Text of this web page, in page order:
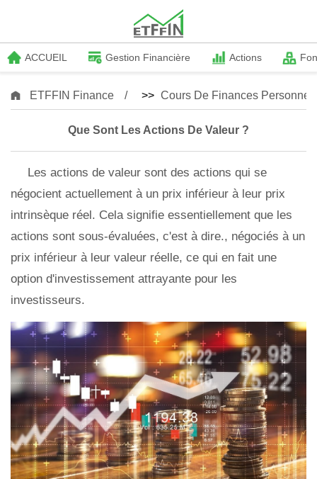
ACCUEIL Gestion Financière Actions
ETFFIN Finance >> Cours De Finances
Que Sont Les Actions De Valeur ?
Les actions de valeur sont des actions qui se
négocient actuellement à un prix inférieur à leur prix
intrinsèque réel. Cela signifie essentiellement que les
actions sont sous-évaluées, c'est à dire., négociés à un
prix inférieur à leur valeur réelle, ce qui en fait une
option d'investissement attrayante pour les
investisseurs.